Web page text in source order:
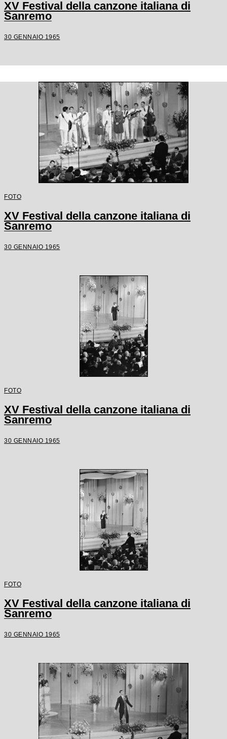
XV Festival della canzone italiana di
Sanremo
30 GENNAIO 1965
FOTO
XV Festival della canzone italiana di
Sanremo
30 GENNAIO 1965
FOTO
XV Festival della canzone italiana di
Sanremo
30 GENNAIO 1965
FOTO
XV Festival della canzone italiana di
Sanremo
30 GENNAIO 1965